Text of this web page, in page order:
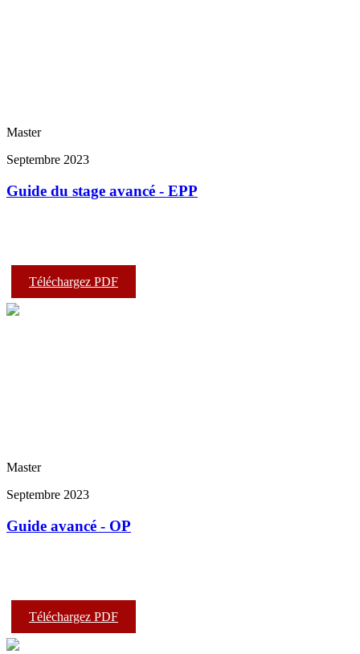
Master
Septembre 2023
Guide du stage avancé - EPP
Téléchargez PDF
Master
Septembre 2023
Guide avancé - OP
Téléchargez PDF